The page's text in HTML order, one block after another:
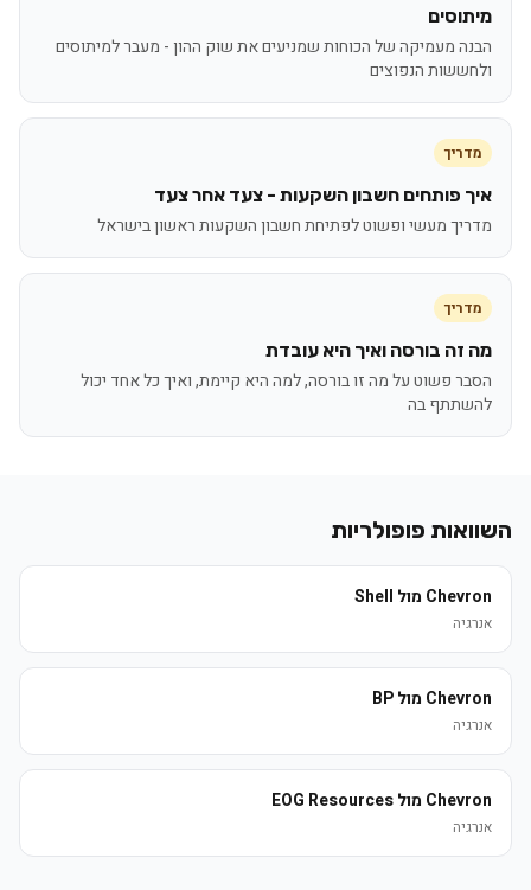
מיתוסים
הבנה מעמיקה של הכוחות שמניעים את שוק ההון - מעבר למיתוסים
ולחששות הנפוצים
מדריך
איך פותחים חשבון השקעות - צעד אחר צעד
מדריך מעשי ופשוט לפתיחת חשבון השקעות ראשון בישראל
מדריך
מה זה בורסה ואיך היא עובדת
הסבר פשוט על מה זו בורסה, למה היא קיימת, ואיך כל אחד יכול
להשתתף בה
השוואות פופולריות
Chevron מול Shell
אנרגיה
Chevron מול BP
אנרגיה
Chevron מול EOG Resources
אנרגיה